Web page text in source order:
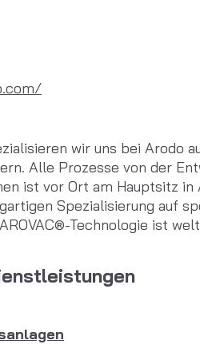
wir uns bei Arodo
Alle Prozesse von der
ist vor Ort am Hauptsitz in
Spezialisierung auf
Technologie ist